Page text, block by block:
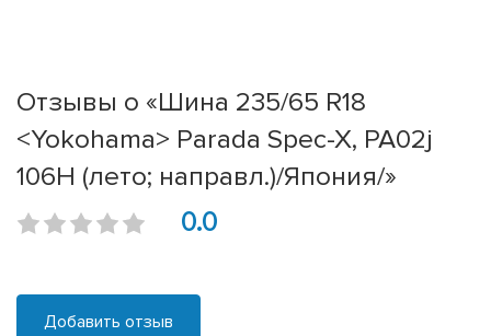
Отзывы о «Шина 235/65 R18
<Yokohama> Parada Spec-X, PA02j
106H (лето; направл.)/Япония/»
0.0
Добавить отзыв